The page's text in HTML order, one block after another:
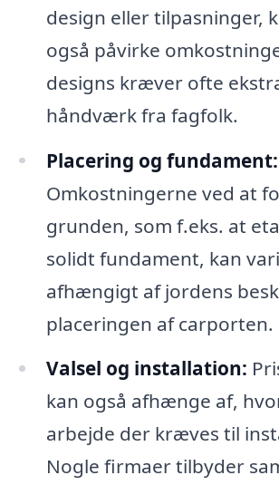
design eller tilpasninger,
også påvirke
designs kræver ofte
håndværk fra fagfolk.
Placering og fundament:
Omkostningerne ved at
grunden, som f.eks. at
solidt fundament, kan
afhængigt af jordens
placeringen af carporten.
Valsel og installation:
kan også afhænge af,
arbejde der kræves til
Nogle firmaer tilbyder